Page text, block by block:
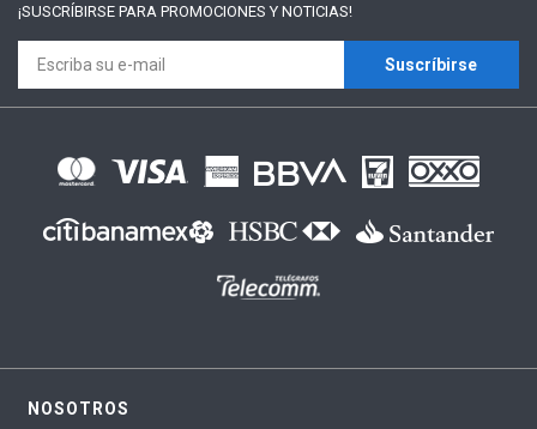
¡SUSCRÍBIRSE PARA PROMOCIONES Y NOTICIAS!
Suscríbirse
NOSOTROS